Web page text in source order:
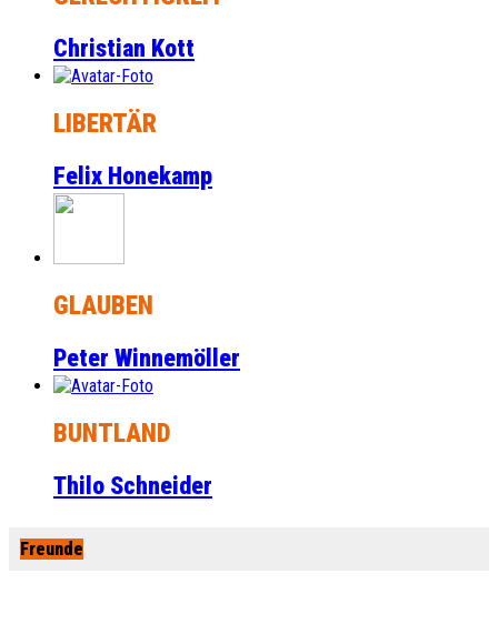
Christian Kott
LIBERTÄR
Felix Honekamp
GLAUBEN
Peter Winnemöller
BUNTLAND
Thilo Schneider
Freunde